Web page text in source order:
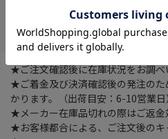
在庫がありませ
★ご注文確認後に在庫状況をお調べ
★ご着金及び決済確認後の発注の
かります。（出荷目安：6-10営業日）
★メーカー在庫品切れの際はご返金
★お客様都合による、ご注文後の